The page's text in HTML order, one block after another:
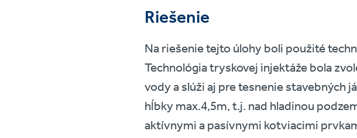
Riešenie
Na riešenie tejto úlohy boli použité
Technológia tryskovej injektáže bola
vody a slúži aj pre tesnenie stavebných
hĺbky max.4,5m, t.j. nad hladinou
aktívnymi a pasívnymi kotviacimi